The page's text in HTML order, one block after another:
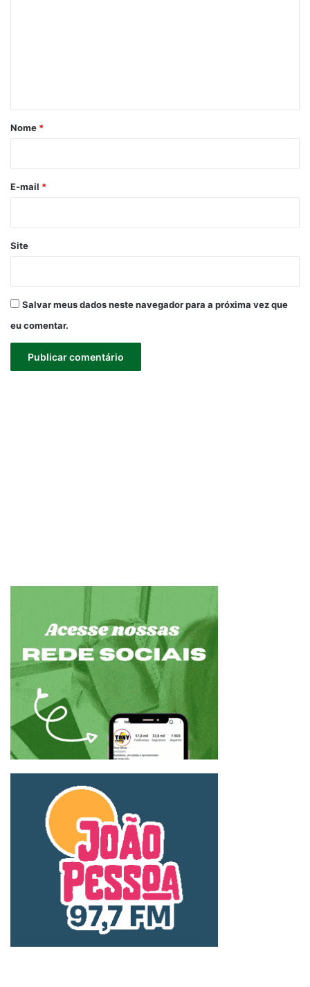
r
*
Nome *
E-mail *
Site
Salvar meus dados neste navegador para a próxima vez que
eu comentar.